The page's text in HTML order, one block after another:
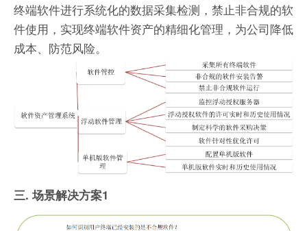
终端软件进行系统化的数据采集检测，禁止非合规的软
件使用，实现终端软件资产的精细化管理，为公司降低
成本、防范风险。
三. 场景解决方案1